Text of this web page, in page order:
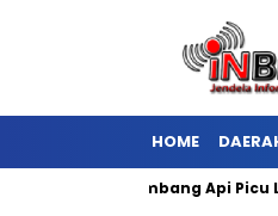
HOME
Kembang Api Picu